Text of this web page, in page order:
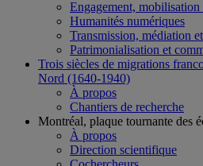
Engagement,
Humanités numériques
Transmission, médiation
Patrimonialisation et
Trois siècles de migrations
Nord (1640-1940)
À propos
Chantiers de recherche
Montréal, plaque tournante des
À propos
Direction scientifique